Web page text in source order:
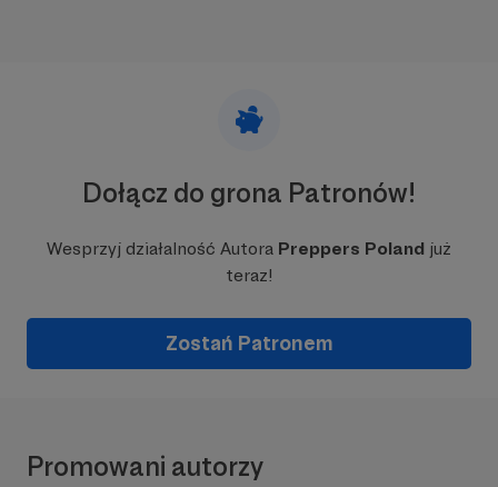
Dołącz do grona Patronów!
Wesprzyj działalność Autora Preppers Poland już
teraz!
Zostań Patronem
Promowani autorzy